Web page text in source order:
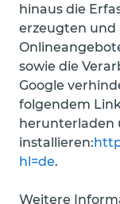
hinaus die
erzeugten und
sowie die
Google
folgendem
herunterladen
installieren:
hl=de.
Weitere